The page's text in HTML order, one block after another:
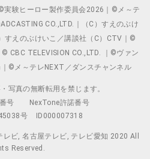
験ヒーロー製作委員会2026｜©メ～テ
CO.,LTD.｜（C）すえのぶけ
すえのぶけいこ／講談社（C）CTV｜©
© CBC TELEVISION CO.,LTD. ｜©ヴァン
©メ～テレNEXT／ダンスチャンネル
写真の無断転用を禁じます。
号
NexTone許諾番号
号
ID000007318
ビ, 名古屋テレビ, テレビ愛知 2020 All
Reserved.